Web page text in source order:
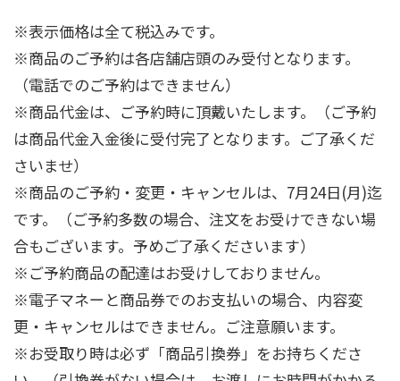
※表示価格は全て税込みです。
※商品のご予約は各店舗店頭のみ受付となります。
（電話でのご予約はできません）
※商品代金は、ご予約時に頂戴いたします。
（ご予約
は商品代金入金後に受付完了となります。ご了承くだ
さいませ）
※商品のご予約・変更・キャンセルは、7月24日(月)迄
です。
（ご予約多数の場合、注文をお受けできない場
合もございます。予めご了承くださいます）
※ご予約商品の配達はお受けしておりません。
※電子マネーと商品券でのお支払いの場合、内容変
更・キャンセルはできません。ご注意願います。
※お受取り時は必ず「商品引換券」をお持ちくださ